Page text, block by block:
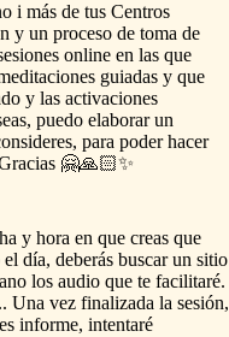
i más de tus Centros
y un proceso de toma de
online en las que
guiadas y que
y las activaciones
puedo elaborar un
para poder hacer
🤗🙏🏻✨
y hora en que creas que
el día, deberás buscar un sitio
los audio que te facilitaré.
Una vez finalizada la sesión,
informe, intentaré